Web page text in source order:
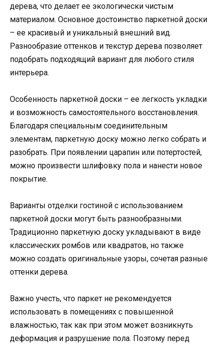
дерева, что делает ее экологически чистым
материалом. Основное достоинство паркетной доски
– ее красивый и уникальный внешний вид.
Разнообразие оттенков и текстур дерева позволяет
подобрать подходящий вариант для любого стиля
интерьера.
Особенность паркетной доски – ее легкость укладки
и возможность самостоятельного восстановления.
Благодаря специальным соединительным
элементам, паркетную доску можно легко собрать и
разобрать. При появлении царапин или потертостей,
можно произвести шлифовку пола и нанести новое
покрытие.
Варианты отделки гостиной с использованием
паркетной доски могут быть разнообразными.
Традиционно паркетную доску укладывают в виде
классических ромбов или квадратов, но также
можно создать оригинальные узоры, сочетая разные
оттенки дерева.
Важно учесть, что паркет не рекомендуется
использовать в помещениях с повышенной
влажностью, так как при этом может возникнуть
деформация и разрушение пола. Поэтому перед